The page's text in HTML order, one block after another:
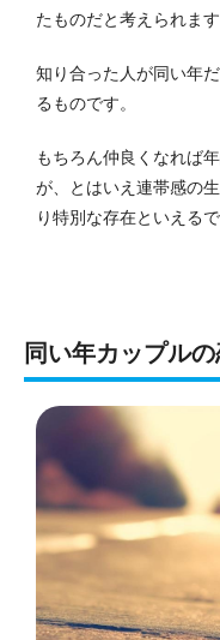
たものだと考えられます
知り合った人が同い年
るものです。
もちろん仲良くなれば
が、とはいえ連帯感の
り特別な存在といえるで
同い年カップル